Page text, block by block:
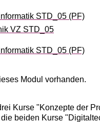
STD_05 (PF)
VZ STD_05
STD_05 (PF)
Modul vorhanden.
Kurse "Konzepte der
beiden Kurse